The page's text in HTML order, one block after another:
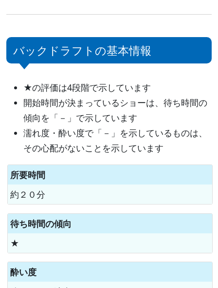
バックドラフトの基本情報
★の評価は4段階で示しています
開始時間が決まっているショーは、待ち時間の
傾向を「－」で示しています
濡れ度・酔い度で「－」を示しているものは、
その心配がないことを示しています
所要時間
約２０分
待ち時間の傾向
★
酔い度